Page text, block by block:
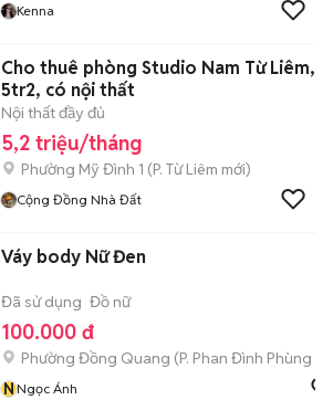
Kenna
Cho thuê phòng Studio Nam Từ Liêm,
5tr2, có nội thất
Nội thất đầy đủ
5,2 triệu/tháng
Phường Mỹ Đình 1 (P. Từ Liêm mới)
Cộng Đồng Nhà Đất
Váy body Nữ Đen
Đã sử dụng Đồ nữ
100.000 đ
Phường Đồng Quang (P. Phan Đình Phùng
NNgọc Ánh